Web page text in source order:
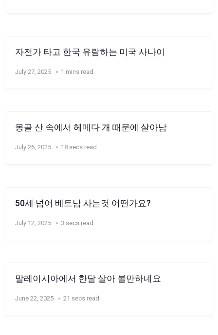
자전가 타고 한국 유람하는 미국 사나이
July 27, 2025 1 mins read
몽골 산 속에서 헤메다 개 때문에 살아남
July 26, 2025 18 secs read
50세 넘어 베트남 사는것 어떤가요?
July 12, 2025 3 secs read
말레이시아에서 한달 살아 볼만하네요
June 22, 2025 21 secs read